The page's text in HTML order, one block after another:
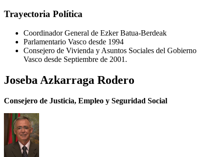
Trayectoria Política
Coordinador General de Ezker Batua-Berdeak
Parlamentario Vasco desde 1994
Consejero de Vivienda y Asuntos Sociales del Gobierno
Vasco desde Septiembre de 2001.
Joseba Azkarraga Rodero
Consejero de Justicia, Empleo y Seguridad Social